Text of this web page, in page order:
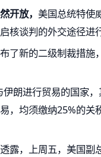
开放， 美国总统特使
核谈判的外交途径进
了新的二级制裁措施
伊朗进行贸易的国家
，均须缴纳25%的关
露，上周五，美国副